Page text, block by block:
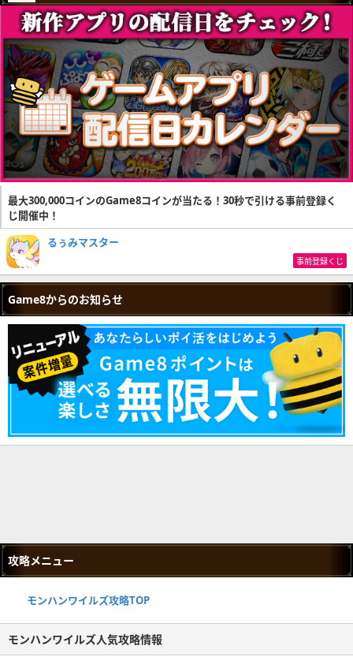
最大300,000コインのGame8コインが当たる！30秒で引ける事前登録く
じ開催中！
るぅみマスター
事前登録くじ
Game8からのお知らせ
攻略メニュー
モンハンワイルズ攻略TOP
モンハンワイルズ人気攻略情報